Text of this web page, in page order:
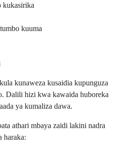
kukasirika
kuuma
kunaweza kusaidia kupunguza
Dalili hizi kwa kawaida huboreka
ya kumaliza dawa.
athari mbaya zaidi lakini nadra
haraka: